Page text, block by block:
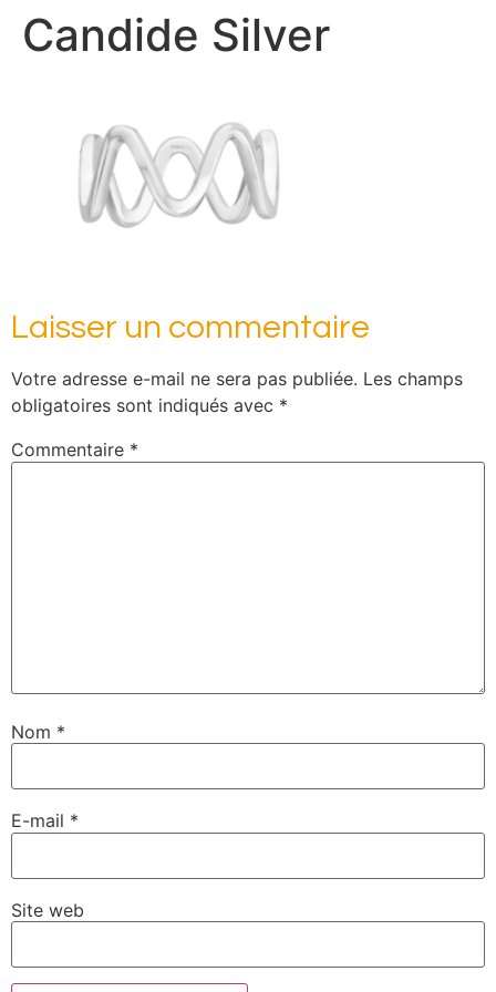
Candide Silver
Laisser un commentaire
Votre adresse e-mail ne sera pas publiée. Les champs
obligatoires sont indiqués avec *
Commentaire *
Nom *
E-mail *
Site web